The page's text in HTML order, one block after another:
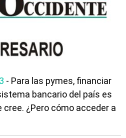
- Para las pymes, financiar
bancario del país es
¿Pero cómo acceder a